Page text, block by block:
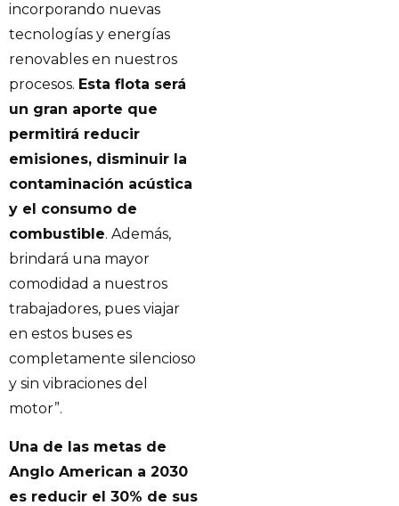
incorporando nuevas
tecnologías y energías
renovables en nuestros
procesos. Esta flota será
un gran aporte que
permitirá reducir
emisiones, disminuir la
contaminación acústica
y el consumo de
combustible. Además,
brindará una mayor
comodidad a nuestros
trabajadores, pues viajar
en estos buses es
completamente silencioso
y sin vibraciones del
motor”.
Una de las metas de
Anglo American a 2030
es reducir el 30% de sus